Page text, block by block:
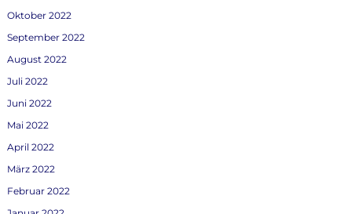
Oktober 2022
September 2022
August 2022
Juli 2022
Juni 2022
Mai 2022
April 2022
März 2022
Februar 2022